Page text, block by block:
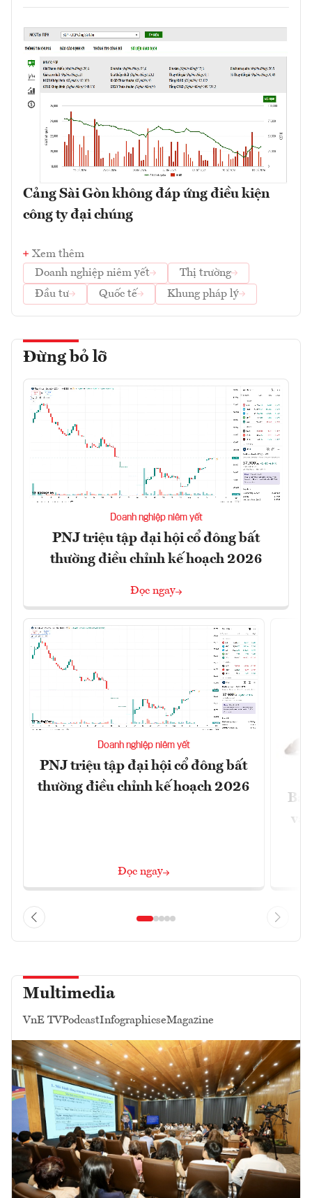
Cảng Sài Gòn không đáp ứng điều kiện
công ty đại chúng
Xem thêm
Doanh nghiệp niêm yết
Thị trường
Đầu tư
Quốc tế Khung pháp lý
Đừng bỏ lỡ
Doanh nghiệp niêm yết
PNJ triệu tập đại hội cổ đông bất
thường điều chỉnh kế hoạch 2026
Đọc ngay
Doanh nghiệp niêm yết
PNJ triệu tập đại hội cổ đông bất
thường điều chỉnh kế hoạch 2026
Đọc ngay
và
Multimedia
VnE TVPodcastInfographicseMagazine